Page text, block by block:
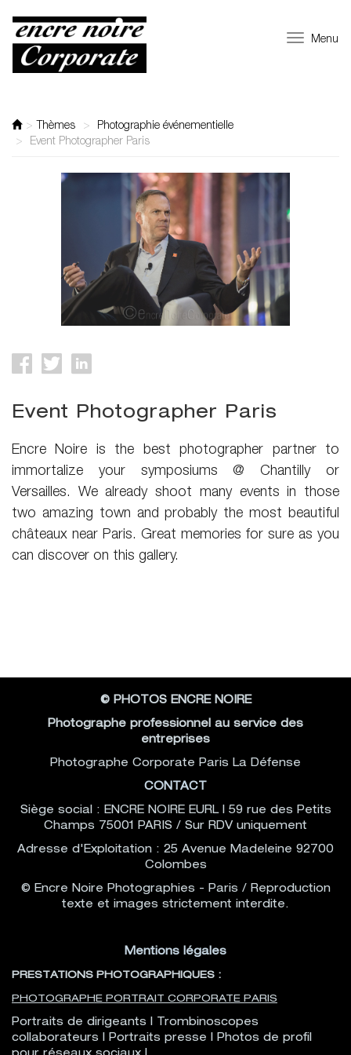
Menu
Thèmes
Photographie événementielle
Event Photographer Paris
Event Photographer Paris
Encre Noire is the best photographer partner to
immortalize your symposiums @ Chantilly or
Versailles. We already shoot many events in those
two amazing town and probably the most beautiful
châteaux near Paris. Great memories for sure as you
can discover on this gallery.
© PHOTOS ENCRE NOIRE
Photographe professionnel au service des
entreprises
Photographe Corporate Paris La Défense
CONTACT
Siège social : ENCRE NOIRE EURL | 59 rue des Petits
Champs 75001 PARIS / Sur RDV uniquement
Adresse d'Exploitation : 25 Avenue Madeleine 92700
Colombes
© Encre Noire Photographies - Paris / Reproduction
texte et images strictement interdite.
Mentions légales
PRESTATIONS PHOTOGRAPHIQUES :
PHOTOGRAPHE PORTRAIT CORPORATE PARIS
Portraits de dirigeants | Trombinoscopes
collaborateurs | Portraits presse | Photos de profil